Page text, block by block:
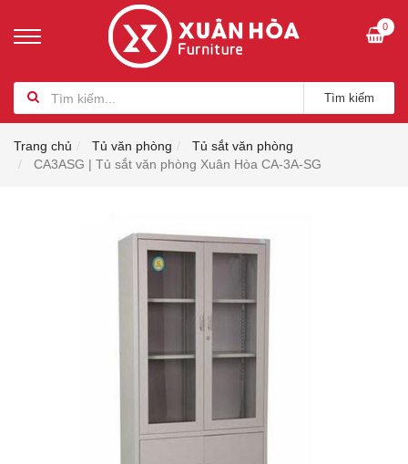
0
Tìm kiếm
Trang chủ Tủ văn phòng
Tủ sắt văn phòng
CA3ASG | Tủ sắt văn phòng Xuân Hòa CA-3A-SG